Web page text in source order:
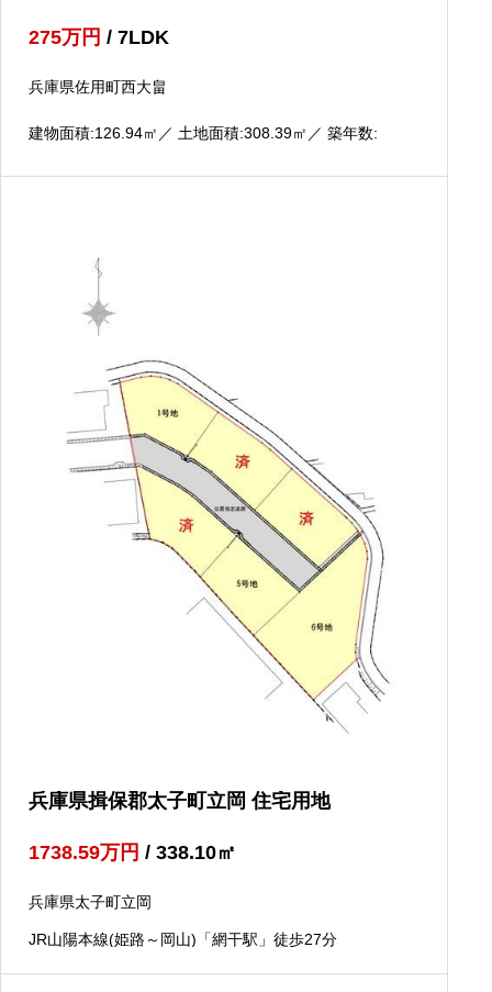
275万円 / 7LDK
兵庫県佐用町西大畠
建物面積:126.94㎡ ／ 土地面積:308.39㎡ ／ 築年数:
兵庫県揖保郡太子町立岡 住宅用地
1738.59万円 / 338.10㎡
兵庫県太子町立岡
JR山陽本線(姫路～岡山)「網干駅」徒歩27分